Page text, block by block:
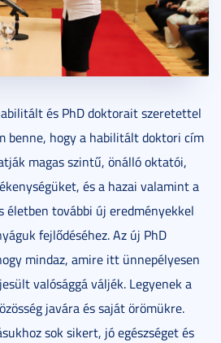
és PhD doktorait szeretettel
benne, hogy a habilitált doktori cím
magas szintű, önálló oktatói,
és a hazai valamint a
életben további új eredményekkel
fejlődéséhez. Az új PhD
mindaz, amire itt ünnepélyesen
valósággá váljék. Legyenek a
javára és saját örömükre.
sok sikert, jó egészséget és